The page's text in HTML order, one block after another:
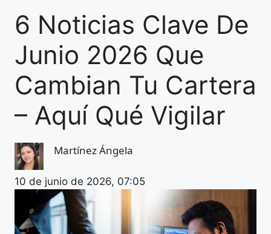
6 Noticias Clave De
Junio 2026 Que
Cambian Tu Cartera
– Aquí Qué Vigilar
Martínez Ángela
10 de junio de 2026, 07:05